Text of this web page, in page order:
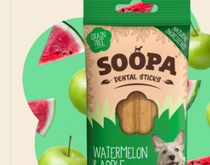
Over ons